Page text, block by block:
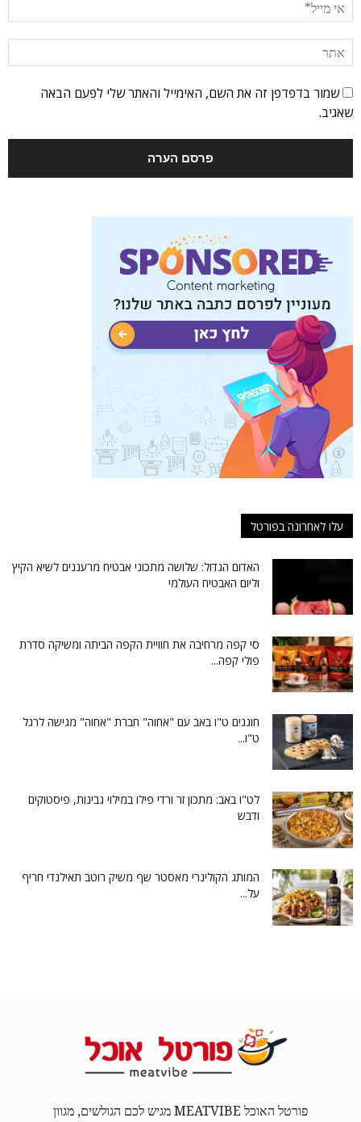
שמור בדפדפן זה את השם, האימייל והאתר שלי לפעם הבאה
שאגיב.
עלו לאחרונה בפורטל
האדום הגדול: שלושה מתכוני אבטיח מרעננים לשיא הקיץ
וליום האבטיח העולמי
סי קפה מרחיבה את חוויית הקפה הביתה ומשיקה סדרת
פולי קפה...
חוגגים ט"ו באב עם "אחוה" חברת "אחוה" מגישה לרגל
ט"ו...
לט"ו באב: מתכון זר ורדי פילו במילוי גבינות, פיסטוקים
ודבש
המותג הקולינרי מאסטר שף משיק רוטב תאילנדי חריף
על...
פורטל האוכל MEATVIBE מגיש לכם הגולשים, מגוון